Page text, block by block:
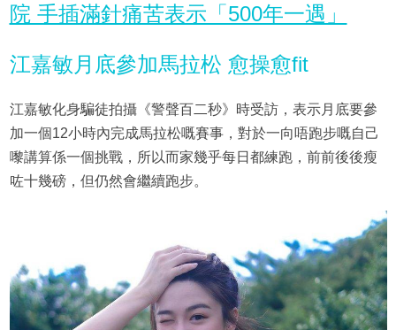
院 手插滿針痛苦表示「500年一遇」
江嘉敏月底參加馬拉松 愈操愈fit
江嘉敏化身騙徒拍攝《警聲百二秒》時受訪，表示月底要參
加一個12小時內完成馬拉松嘅賽事，對於一向唔跑步嘅自己
嚟講算係一個挑戰，所以而家幾乎每日都練跑，前前後後瘦
咗十幾磅，但仍然會繼續跑步。